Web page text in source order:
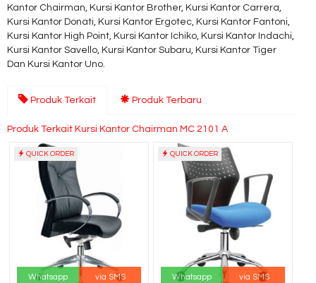
Kantor Chairman, Kursi Kantor Brother, Kursi Kantor Carrera,
Kursi Kantor Donati, Kursi Kantor Ergotec, Kursi Kantor Fantoni,
Kursi Kantor High Point, Kursi Kantor Ichiko, Kursi Kantor Indachi,
Kursi Kantor Savello, Kursi Kantor Subaru, Kursi Kantor Tiger
Dan Kursi Kantor Uno.
Produk Terkait Produk Terbaru
Produk Terkait Kursi Kantor Chairman MC 2101 A
QUICK ORDER
Whatsapp via SMS
QUICK ORDER
Whatsapp via SMS